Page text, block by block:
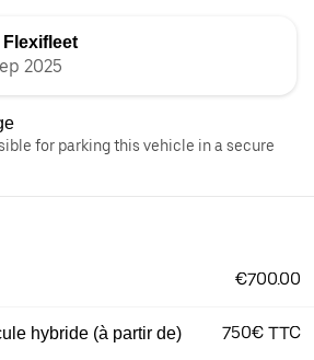
Flexifleet
2025
for parking this vehicle in a secure
€700.00
hybride (à partir de) 750€ TTC